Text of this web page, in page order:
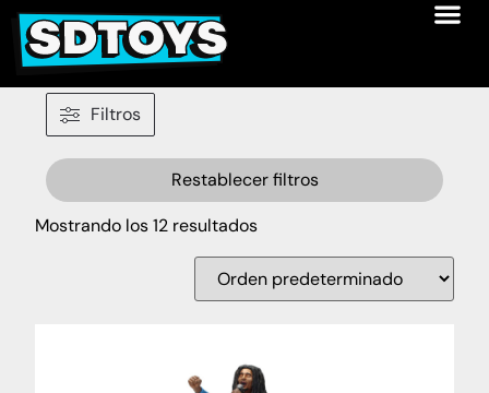
Filtros
Restablecer filtros
Mostrando los 12 resultados